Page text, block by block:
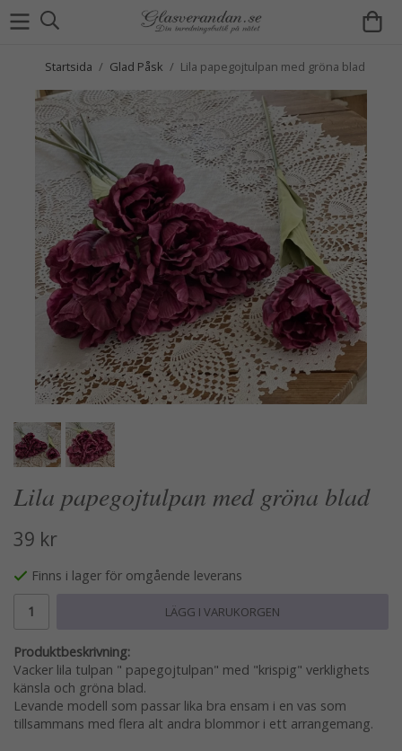
Startsida / Glad Påsk / Lila papegojtulpan med gröna blad
Lila papegojtulpan med gröna blad
39 kr
Finns i lager för omgående leverans
LÄGG I VARUKORGEN
Produktbeskrivning:
Vacker lila tulpan " papegojtulpan" med "krispig" verklighets
känsla och gröna blad.
Levande modell som passar lika bra ensam i en vas som
tillsammans med flera alt andra blommor i ett arrangemang.